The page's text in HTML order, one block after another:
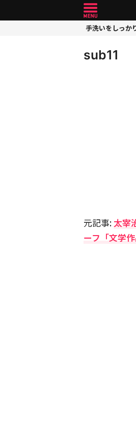
手洗いをしっか
sub11
元記事:太宰
ーフ「文学